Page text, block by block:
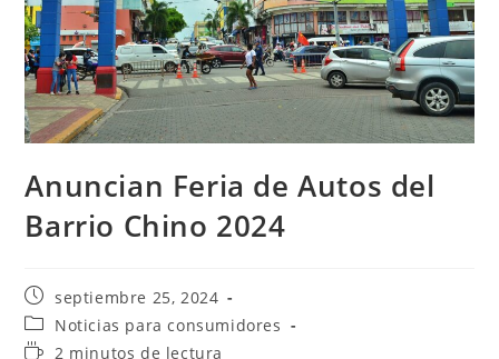
Anuncian Feria de Autos del
Barrio Chino 2024
Publicación
de
la
septiembre 25, 2024
Categoría
de
Noticias para consumidores
Tiempo2 minutos de lectura